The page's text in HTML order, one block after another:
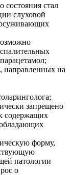
состояния стал
слуховой
направленных на
запрещено
содержащих
форму,
патологии
о